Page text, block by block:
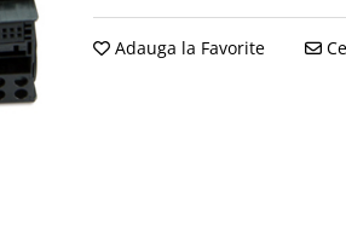
Adauga la Favorite